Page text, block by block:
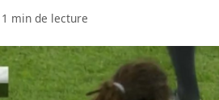
1 min de lecture